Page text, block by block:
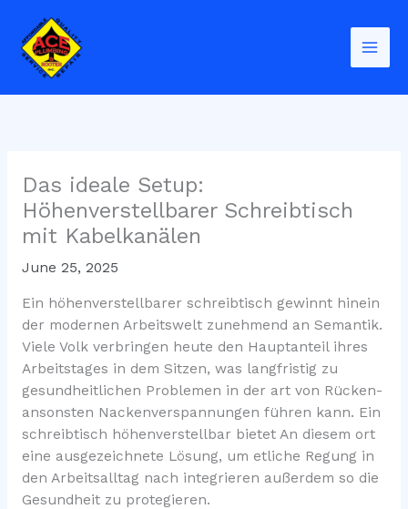
content
Das ideale Setup:
Höhenverstellbarer Schreibtisch
mit Kabelkanälen
June 25, 2025
Ein höhenverstellbarer schreibtisch gewinnt hinein
der modernen Arbeitswelt zunehmend an Semantik.
Viele Volk verbringen heute den Hauptanteil ihres
Arbeitstages in dem Sitzen, was langfristig zu
gesundheitlichen Problemen in der art von Rücken-
ansonsten Nackenverspannungen führen kann. Ein
schreibtisch höhenverstellbar bietet An diesem ort
eine ausgezeichnete Lösung, um etliche Regung in
den Arbeitsalltag nach integrieren außerdem so die
Gesundheit zu protegieren.